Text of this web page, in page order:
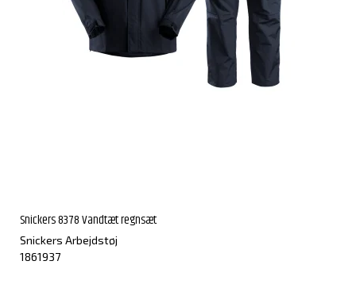
Snickers 8378 Vandtæt regnsæt
Snickers Arbejdstøj
1861937